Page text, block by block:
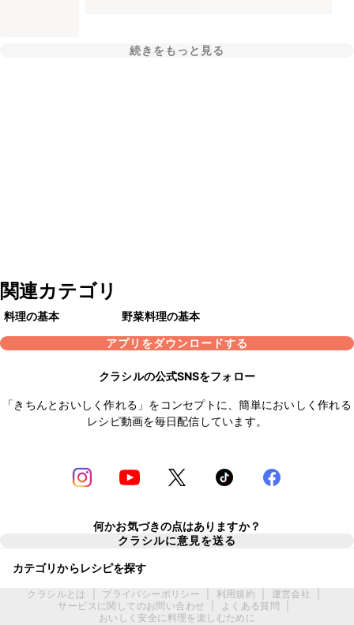
続きをもっと見る
関連カテゴリ
料理の基本
野菜料理の基本
アプリをダウンロードする
クラシルの公式SNSをフォロー
「きちんとおいしく作れる」をコンセプトに、簡単においしく作れる
レシピ動画を毎日配信しています。
何かお気づきの点はありますか？
クラシルに意見を送る
カテゴリからレシピを探す
クラシルとは プライバシーポリシー 利用規約 運営会社
サービスに関してのお問い合わせ
よくある質問
おいしく安全に料理を楽しむために